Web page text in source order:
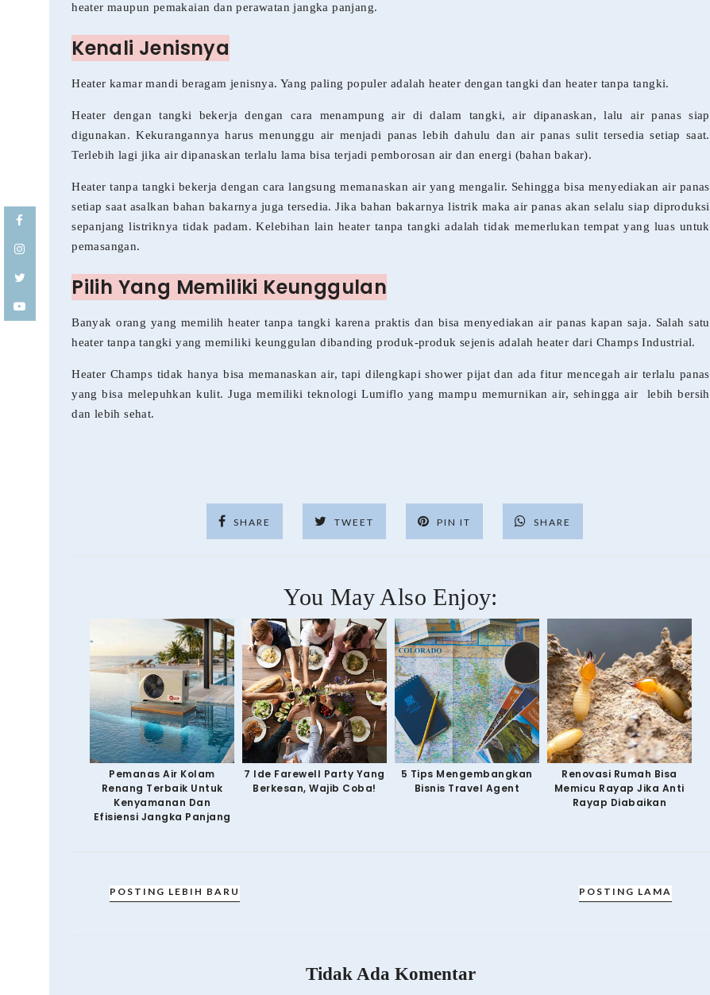
heater maupun pemakaian dan perawatan jangka panjang.
Kenali Jenisnya
Heater kamar mandi beragam jenisnya. Yang paling populer adalah heater dengan tangki dan heater tanpa tangki.
Heater dengan tangki bekerja dengan cara menampung air di dalam tangki, air dipanaskan, lalu air panas siap
digunakan. Kekurangannya harus menunggu air menjadi panas lebih dahulu dan air panas sulit tersedia setiap saat.
Terlebih lagi jika air dipanaskan terlalu lama bisa terjadi pemborosan air dan energi (bahan bakar).
Heater tanpa tangki bekerja dengan cara langsung memanaskan air yang mengalir. Sehingga bisa menyediakan air panas
setiap saat asalkan bahan bakarnya juga tersedia. Jika bahan bakarnya listrik maka air panas akan selalu siap diproduksi
sepanjang listriknya tidak padam. Kelebihan lain heater tanpa tangki adalah tidak memerlukan tempat yang luas untuk
pemasangan.
Pilih Yang Memiliki Keunggulan
Banyak orang yang memilih heater tanpa tangki karena praktis dan bisa menyediakan air panas kapan saja. Salah satu
heater tanpa tangki yang memiliki keunggulan dibanding produk-produk sejenis adalah heater dari Champs Industrial.
Heater Champs tidak hanya bisa memanaskan air, tapi dilengkapi shower pijat dan ada fitur mencegah air terlalu panas
yang bisa melepuhkan kulit. Juga memiliki teknologi Lumiflo yang mampu memurnikan air, sehingga air
lebih bersih
dan lebih sehat.
SHARE TWEET PIN IT SHARE
You May Also Enjoy:
Pemanas Air Kolam
Renang Terbaik Untuk
Kenyamanan Dan
Efisiensi Jangka Panjang
7 Ide Farewell Party Yang
Berkesan, Wajib Coba!
5 Tips Mengembangkan
Bisnis Travel Agent
Renovasi Rumah Bisa
Memicu Rayap Jika Anti
Rayap Diabaikan
POSTING LEBIH BARU POSTING LAMA
Tidak Ada Komentar